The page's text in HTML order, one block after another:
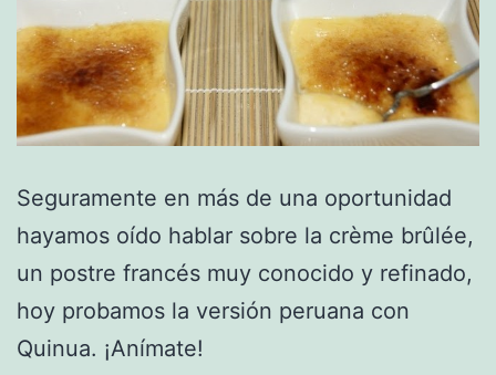
Seguramente en más de una oportunidad
hayamos oído hablar sobre la crème brûlée,
un postre francés muy conocido y refinado,
hoy probamos la versión peruana con
Quinua. ¡Anímate!